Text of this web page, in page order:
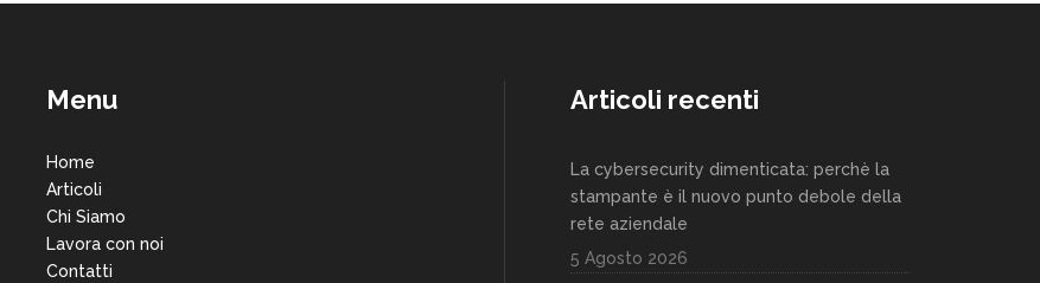
Menu
Home
Articoli
Chi Siamo
Lavora con noi
Contatti
Articoli recenti
La cybersecurity dimenticata: perchè la
stampante è il nuovo punto debole della
rete aziendale
5 Agosto 2026